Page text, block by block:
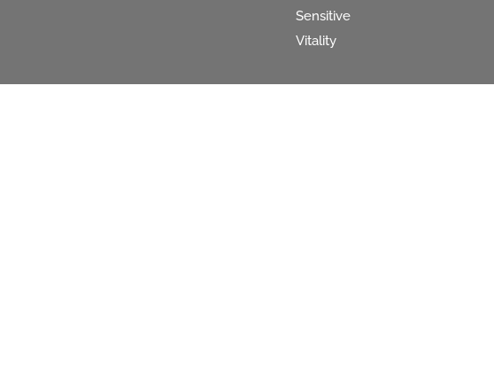
Sensitive
Vitality